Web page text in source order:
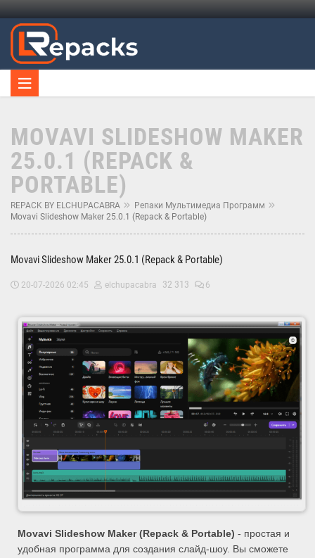
MOVAVI SLIDESHOW MAKER
25.0.1 (REPACK &
PORTABLE)
REPACK BY ELCHUPACABRA
Репаки Мультимедиа Программ
Movavi Slideshow Maker 25.0.1 (Repack & Portable)
Movavi Slideshow Maker 25.0.1 (Repack & Portable)
20-07-2026 02:45 elchupacabra 32 313 6
Movavi Slideshow Maker (Repack & Portable) - простая и
удобная программа для создания слайд-шоу. Вы сможете